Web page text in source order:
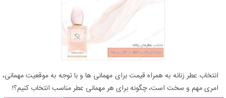
انتخاب عطر زنانه به همراه قیمت برای مهمانی ها و با توجه به موقعیت مهمانی،
امری مهم و سخت است، چگونه برای هر مهمانی عطر مناسب انتخاب کنیم؟!